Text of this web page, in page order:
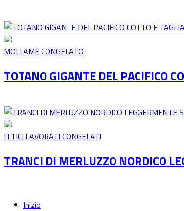
MOLLAME CONGELATO
TOTANO GIGANTE DEL PACIFICO
ITTICI LAVORATI CONGELATI
TRANCI DI MERLUZZO NORDICO
Inizio